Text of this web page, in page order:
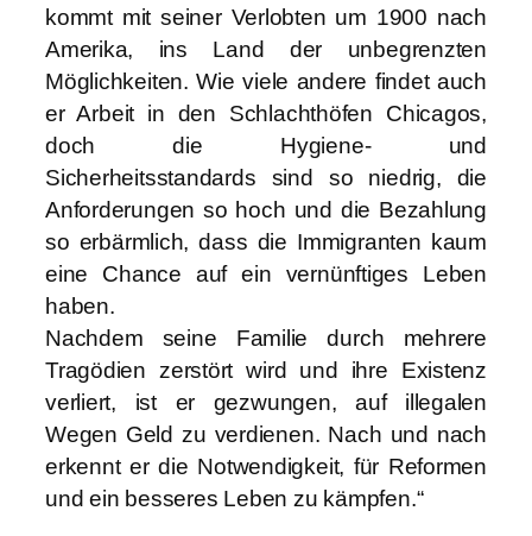
kommt mit seiner Verlobten um 1900 nach
Amerika, ins Land der unbegrenzten
Möglichkeiten. Wie viele andere findet auch
er Arbeit in den Schlachthöfen Chicagos,
doch die Hygiene- und
Sicherheitsstandards sind so niedrig, die
Anforderungen so hoch und die Bezahlung
so erbärmlich, dass die Immigranten kaum
eine Chance auf ein vernünftiges Leben
haben.
Nachdem seine Familie durch mehrere
Tragödien zerstört wird und ihre Existenz
verliert, ist er gezwungen, auf illegalen
Wegen Geld zu verdienen. Nach und nach
erkennt er die Notwendigkeit, für Reformen
und ein besseres Leben zu kämpfen.“